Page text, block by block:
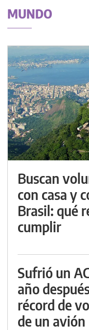
MUNDO
Buscan
con casa y
Brasil: qué
cumplir
Sufrió un
año
récord de
de un avión